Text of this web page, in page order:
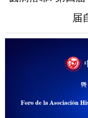
联系我们
届